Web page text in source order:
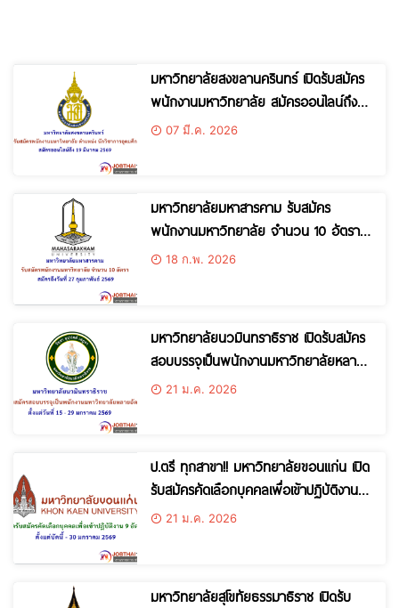
มหาวิทยาลัยสงขลานครินทร์ เปิดรับสมัคร
พนักงานมหาวิทยาลัย สมัครออนไลน์ถึง
19 มีนาคม 2569
07 มี.ค. 2026
มหาวิทยาลัยมหาสารคาม รับสมัคร
พนักงานมหาวิทยาลัย จำนวน 10 อัตรา
สมัครถึงวันที่ 27 กุมภาพันธ์ 2569
18 ก.พ. 2026
มหาวิทยาลัยนวมินทราธิราช เปิดรับสมัคร
สอบบรรจุเป็นพนักงานมหาวิทยาลัยหลาย
อัตรา ตั้งแต่วันที่ 15 – 29 มกราคม
21 ม.ค. 2026
ป.ตรี ทุกสาขา!! มหาวิทยาลัยขอนแก่น เปิด
รับสมัครคัดเลือกบุคคลเพื่อเข้าปฏิบัติงาน 9
อัตรา ตั้งแต่บัดนี้ – 30 มกราคม 2569
21 ม.ค. 2026
มหาวิทยาลัยสุโขทัยธรรมาธิราช เปิดรับ